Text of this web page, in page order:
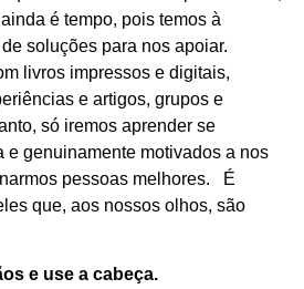
é tempo, pois temos à
soluções para nos apoiar.
livros impressos e digitais,
e artigos, grupos e
só iremos aprender se
e genuinamente motivados a nos
pessoas melhores. É
que, aos nossos olhos, são
e use a cabeça.